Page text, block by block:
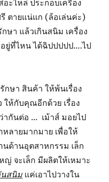
ะไหล่ ประกอบเครื่อง
ตายแน่แก (ล้อเล่นค่ะ)
ษา แล้วเกินสนิม เครื่อง
ยู่ที่ไหน ได้ฉิปปปปป….ไป
ษา สินค้า ให้พ้นเรื่อง
ให้กับคุณอีกด้วย เรื่อง
ากันต่อ … เม้าส์ มอยไป
ลายมากมาย เพื่อให้
นด้านอุตสาหกรรม เล็ก
ญ่ จะเล็ก มีผลิตให้เหมาะ
นสนิมแค่เอาไปวางใน